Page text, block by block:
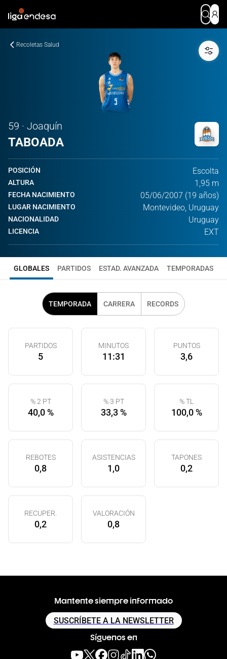
Recoletas Salud
59 · Joaquín
TABOADA
POSICIÓN Escolta
ALTURA 1,95 m
FECHA NACIMIENTO 05/06/2007 (19 años)
LUGAR NACIMIENTO Montevideo, Uruguay
NACIONALIDAD Uruguay
LICENCIA EXT
GLOBALES PARTIDOS ESTAD. AVANZADA TEMPORADAS
TEMPORADA CARRERA RECORDS
PARTIDOS
5
MINUTOS
11:31
PUNTOS
3,6
% 2 PT
40,0 %
% 3 PT
33,3 %
% TL
100,0 %
REBOTES
0,8
ASISTENCIAS
1,0
TAPONES
0,2
RECUPER.
0,2
VALORACIÓN
0,8
Mantente siempre informado
SUSCRÍBETE A LA NEWSLETTER
Síguenos en